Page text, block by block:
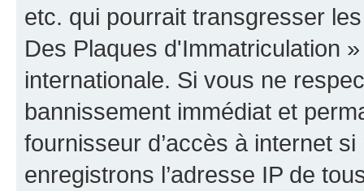
etc. qui pourrait transgresser
Des Plaques d'Immatriculation
internationale. Si vous ne
bannissement immédiat et
fournisseur d’accès à internet
enregistrons l’adresse IP de